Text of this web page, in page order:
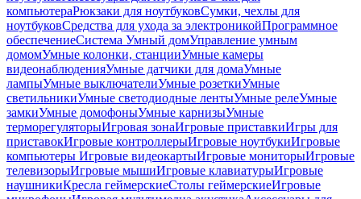
компьютераРюкзаки для ноутбуковСумки, чехлы для
ноутбуковСредства для ухода за электроникойПрограммное
обеспечениеСистема Умный домУправление умным
домомУмные колонки, станцииУмные камеры
видеонаблюденияУмные датчики для домаУмные
лампыУмные выключателиУмные розеткиУмные
светильникиУмные светодиодные лентыУмные релеУмные
замкиУмные домофоныУмные карнизыУмные
терморегуляторыИгровая зонаИгровые приставкиИгры для
приставокИгровые контроллерыИгровые ноутбукиИгровые
компьютеры Игровые видеокартыИгровые мониторыИгровые
телевизорыИгровые мышиИгровые клавиатурыИгровые
наушникиКресла геймерскиеСтолы геймерскиеИгровые